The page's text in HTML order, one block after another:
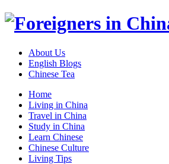
About Us
English Blogs
Chinese Tea
Home
Living in China
Travel in China
Study in China
Learn Chinese
Chinese Culture
Living Tips